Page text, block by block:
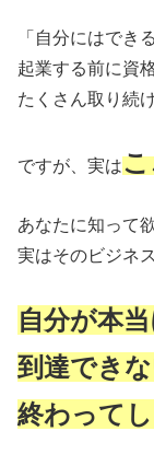
「自分にはでき
起業する前に資
たくさん取り続
ですが、実は
あなたに知って
実はそのビジネ
自分が本
到達でき
終わって